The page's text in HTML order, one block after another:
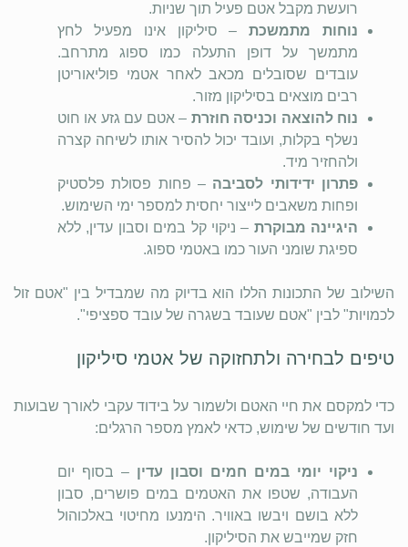
רועשת מקבל אטם פעיל תוך שניות.
נוחות מתמשכת– סיליקון אינו מפעיל לחץ
מתמשך על דופן התעלה כמו ספוג מתרחב.
עובדים שסובלים מכאב לאחר אטמי פוליאוריטן
רבים מוצאים בסיליקון מזור.
נוח להוצאה וכניסה חוזרת – אטם עם גזע או חוט
נשלף בקלות, ועובד יכול להסיר אותו לשיחה קצרה
ולהחזיר מיד.
פתרון ידידותי לסביבה – פחות פסולת פלסטיק
ופחות משאבים לייצור יחסית למספר ימי השימוש.
היגיינה מבוקרת – ניקוי קל במים וסבון עדין, ללא
ספיגת שומני העור כמו באטמי ספוג.
השילוב של התכונות הללו הוא בדיוק מה שמבדיל בין "אטם זול
לכמויות" לבין "אטם שעובד בשגרה של עובד ספציפי".
טיפים לבחירה ולתחזוקה של אטמי סיליקון
כדי למקסם את חיי האטם ולשמור על בידוד עקבי לאורך שבועות
ועד חודשים של שימוש, כדאי לאמץ מספר הרגלים:
ניקוי יומי במים חמים וסבון עדין – בסוף יום
העבודה, שטפו את האטמים במים פושרים, סבון
ללא בושם ויבשו באוויר. הימנעו מחיטוי באלכוהול
חזק שמייבש את הסיליקון.